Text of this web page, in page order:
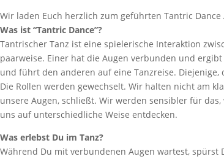
Wir laden Euch herzlich zum geführten Tantric
Was ist “Tantric Dance”?
Tantrischer Tanz ist eine spielerische Interaktion
paarweise. Einer hat die Augen verbunden und
und führt den anderen auf eine Tanzreise.
Die Rollen werden gewechselt. Wir halten nicht am
unsere Augen, schließt. Wir werden sensibler für
uns auf unterschiedliche Weise entdecken.
Was erlebst Du im Tanz?
Während Du mit verbundenen Augen wartest, spürst